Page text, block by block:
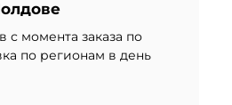
с момента заказа по
по регионам в день